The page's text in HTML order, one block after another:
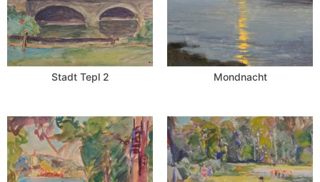
Stadt Tepl 2 Mondnacht